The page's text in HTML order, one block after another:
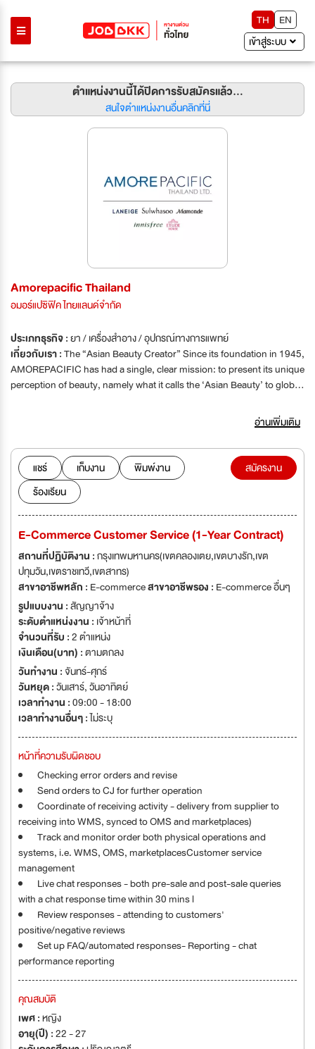
TH
EN
เข้าสู่ระบบ
ตำแหน่งงานนี้ได้ปิดการรับสมัครแล้ว...
สนใจตำแหน่งงานอื่นคลิกที่นี่
Amorepacific Thailand
อมอร์แปซิฟิค ไทยแลนด์จำกัด
ประเภทธุรกิจ :ยา / เครื่องสำอาง / อุปกรณ์ทางการแพทย์
เกี่ยวกับเรา :The “Asian Beauty Creator” Since its foundation in 1945,
AMOREPACIFIC has had a single, clear mission: to present its unique
perception of beauty, namely what it calls the ‘Asian Beauty’ to global
ideal that AMOREPACIFIC seeks is the ‘beauty that creates harmony
between the inside and the outside, based on deep understanding of
nature and human.’ AMOREPACIFIC has devoted its best to realize
and promote such ‘Asian Beauty’ around the world. AMOREPACIFIC
is a global brand company with nearly 30 cosmetics, personal care,
and health care brands – many of which are immensely popular with
global customers around the world –including Sulwhasoo, LANEIGE,
World AMOREPACIFIC has made continuous efforts to reach out to
global customers since 1964 when it succeeded Korea’s first
cosmetics exports under the brand name Oscar. AMOREPACIFIC
has pursued its global brand strategy since the early 1990s and
established global production bases in China and France, opening a
new phase of its global expansion in early 2000s. Today
AMOREPACIFIC has 16 subsidiaries in more than 10 countries
around the world, and operates globally in North America, Europe,
and Asia.
อ่านเพิ่มเติม
แชร์ เก็บงาน
พิมพ์งาน
ร้องเรียน
สมัครงาน
E-Commerce Customer Service (1-Year Contract)
สถานที่ปฏิบัติงาน :กรุงเทพมหานคร(เขตคลองเตย,เขตบางรัก,เขต
ปทุมวัน,เขตราชเทวี,เขตสาทร)
สาขาอาชีพหลัก : E-commerceสาขาอาชีพรอง : E-commerce อื่นๆ
รูปแบบงาน :สัญญาจ้าง
ระดับตำแหน่งงาน : เจ้าหน้าที่
จำนวนที่รับ :2 ตำแหน่ง
เงินเดือน(บาท) :ตามตกลง
วันทำงาน :จันทร์-ศุกร์
วันหยุด :วันเสาร์,วันอาทิตย์
เวลาทำงาน :09:00 - 18:00
เวลาทำงานอื่นๆ :ไม่ระบุ
หน้าที่ความรับผิดชอบ
Checking error orders and revise
Send orders to CJ for further operation
Coordinate of receiving activity - delivery from supplier to
receiving into WMS, synced to OMS and marketplaces)
Track and monitor order both physical operations and
systems, i.e. WMS, OMS, marketplacesCustomer service
management
Live chat responses - both pre-sale and post-sale queries
with a chat response time within 30 mins l
Review responses - attending to customers'
positive/negative reviews
Set up FAQ/automated responses- Reporting - chat
performance reporting
คุณสมบัติ
เพศ :หญิง
อายุ(ปี) :22 - 27